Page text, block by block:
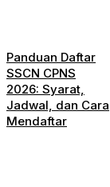
Panduan Daftar
SSCN CPNS
2026: Syarat,
Jadwal, dan Cara
Mendaftar